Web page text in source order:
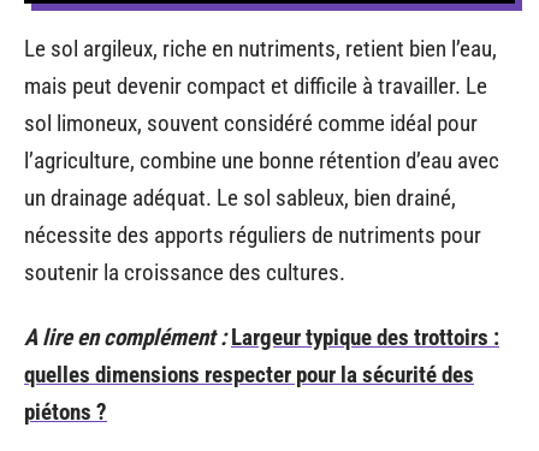
Le sol argileux, riche en nutriments, retient bien l’eau,
mais peut devenir compact et difficile à travailler. Le
sol limoneux, souvent considéré comme idéal pour
l’agriculture, combine une bonne rétention d’eau avec
un drainage adéquat. Le sol sableux, bien drainé,
nécessite des apports réguliers de nutriments pour
soutenir la croissance des cultures.
A lire en complément : Largeur typique des trottoirs :
quelles dimensions respecter pour la sécurité des
piétons ?